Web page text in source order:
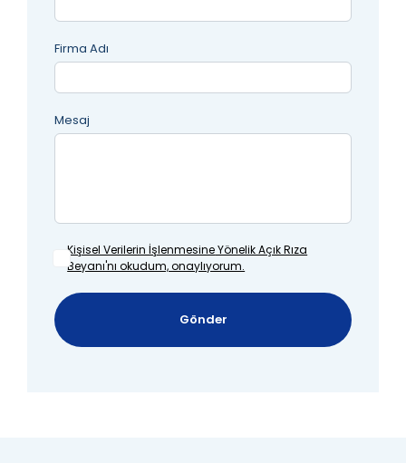
Firma Adı
Mesaj
Kişisel Verilerin İşlenmesineYönelik Açık Rıza
Beyanı'nı okudum, onaylıyorum.
Gönder